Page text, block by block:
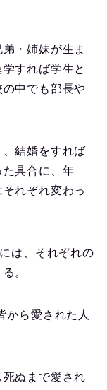
・姉妹が生ま
すれば学生と
中でも部長や
結婚をすれば
具合に、年
れぞれ変わっ
は、それぞれの
。
から愛された人
ぬまで愛され